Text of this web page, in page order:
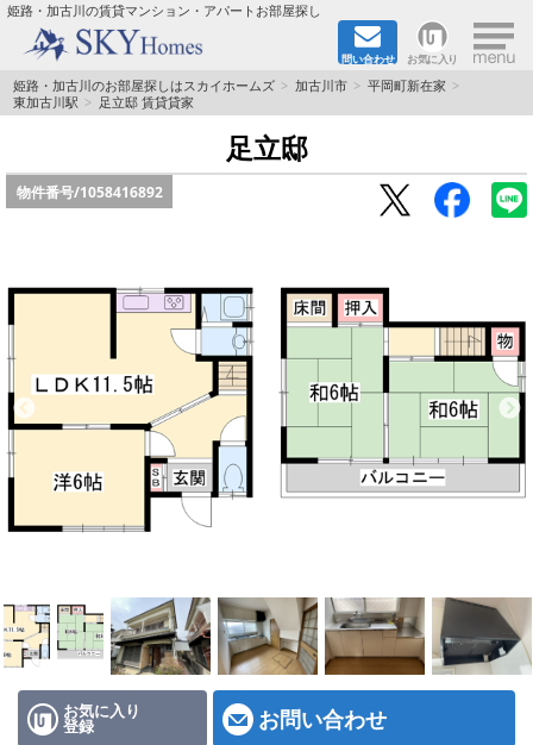
姫路・加古川の賃貸マンション・アパートお部屋探し
問い合わせ お気に入り ×
TOPページ
☆新築物件☆
☆ペット飼育可能物件☆
☆ネット無料☆
路線·駅から探す
地域から探す
地図から探す
スタッフ紹介
店舗情報·アクセス
会社概要
姫路・加古川のお部屋探しはスカイホームズ 加古川市
平岡町新在家
東加古川駅
足立邸 賃貸貸家
足立邸
物件番号/1058416892
お気に入り
登録 お問い合わせ